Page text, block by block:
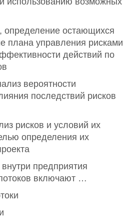
определение остающихся
плана управления рисками
действий по
вероятности
последствий рисков
рисков и условий их
определения их
предприятия
включают …